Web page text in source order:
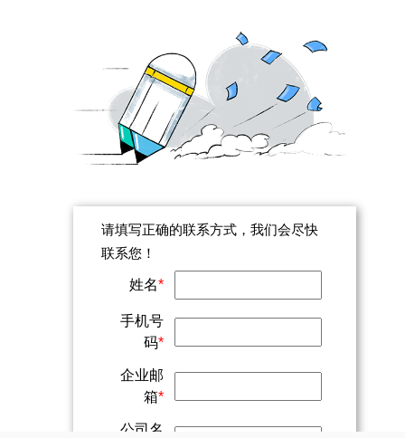
请填写正确的联系方式，我们会尽快
联系您！
姓名*
手机号
码*
企业邮
箱*
公司名